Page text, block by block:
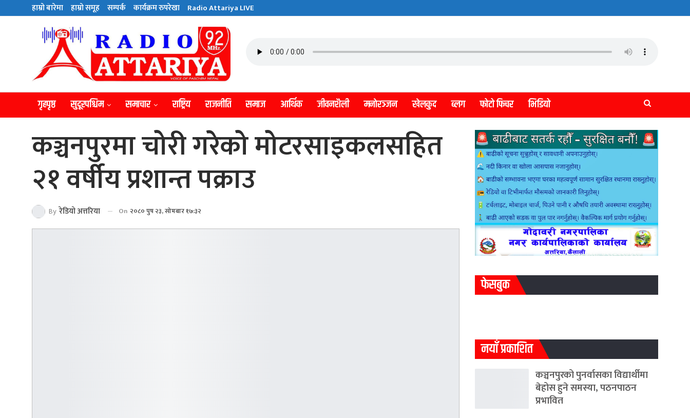
हाम्राे बारेमा हाम्राे समूह सम्पर्क कार्यक्रम रुपरेखा Radio Attariya LIVE
गृहपृष्ठ सुदूरपश्चिम समाचार राष्ट्रिय राजनीति समाज आर्थिक जीवनशैली मनाेरञ्जन खेलकुद ब्लग फोटो फिचर भिडियो
कञ्चनपुरमा चोरी गरेको मोटरसाइकलसहित
२१ वर्षीय प्रशान्त पक्राउ
By रेडियाे अत्तरिया On २०८० पुष २३, सोमबार १७:३२
फेसबुक
नयाँ प्रकाशित
कञ्चनपुरको पुनर्वासका विद्यार्थीमा
बेहोस हुने समस्या, पठनपाठन
प्रभावित